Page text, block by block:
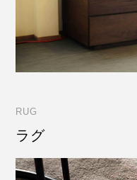
RUG
ラグ